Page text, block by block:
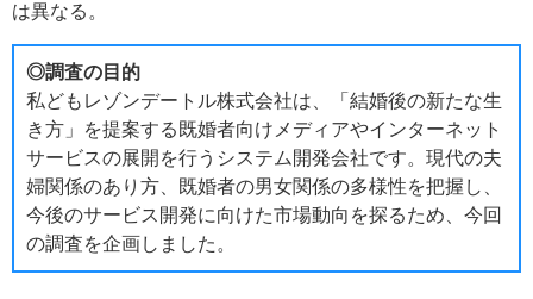
は異なる。
◎調査の目的
私どもレゾンデートル株式会社は、「結婚後の新たな生
き方」を提案する既婚者向けメディアやインターネット
サービスの展開を行うシステム開発会社です。現代の夫
婦関係のあり方、既婚者の男女関係の多様性を把握し、
今後のサービス開発に向けた市場動向を探るため、今回
の調査を企画しました。